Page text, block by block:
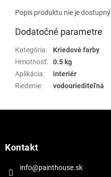
Popis produktu nie je dostupný
Dodatočné parametre
Kategória:
Kriedové farby
Hmotnosť:
0.5 kg
Aplikácia:
interiér
Riedenie: vodouriediteľná
Kontakt
info@painthouse.sk